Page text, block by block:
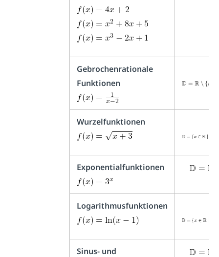
Gebrochenrationale
Funktionen
Wurzelfunktionen
Exponentialfunktionen
Logarithmusfunktionen
Sinus- und